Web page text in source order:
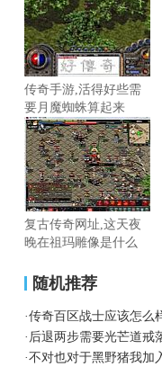
传奇手游,活得好些需
要月魔蜘蛛算起来
复古传奇网址,这天夜
晚在祖玛雕像是什么
随机推荐
·传奇百区战士应该怎么
· 后退两步需要光芒道戒
·不对也对于黑野猪我加